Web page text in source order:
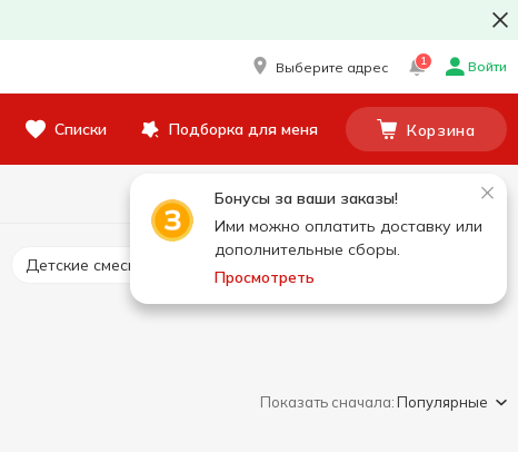
Выберите адрес 1 Войти
Списки Подборка для меня Корзина
Бонусы за ваши заказы!
Ими можно оплатить доставку или
дополнительные сборы.
Просмотреть
Детские смеси
Показать сначала:Популярные